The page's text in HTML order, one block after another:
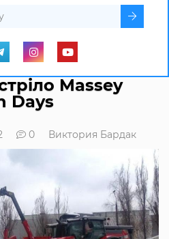
Massey
Days
0 Виктория Бардак